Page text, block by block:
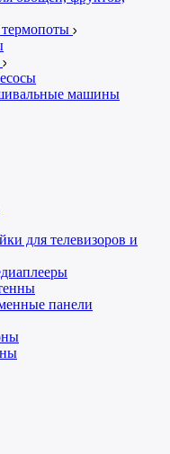
машины
для телевизоров и
панели